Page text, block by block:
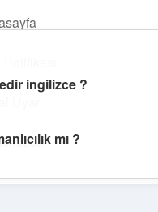
bilgiler!
ingilizce ?
mı ?